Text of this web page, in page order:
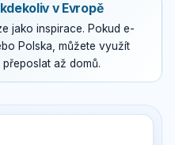
v Evropě
jako inspirace. Pokud e-
Polska, můžete využít
až domů.